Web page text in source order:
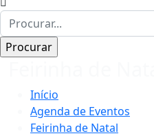
Início
Agenda de Eventos
Feirinha de Natal